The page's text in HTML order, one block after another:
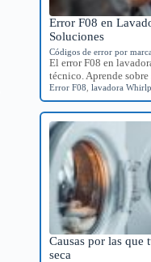
Error F08 en
Soluciones
Códigos de error por marca
El error F08 en
técnico. Aprende sobre
Error F08 ,lavadora
Causas por las que
seca